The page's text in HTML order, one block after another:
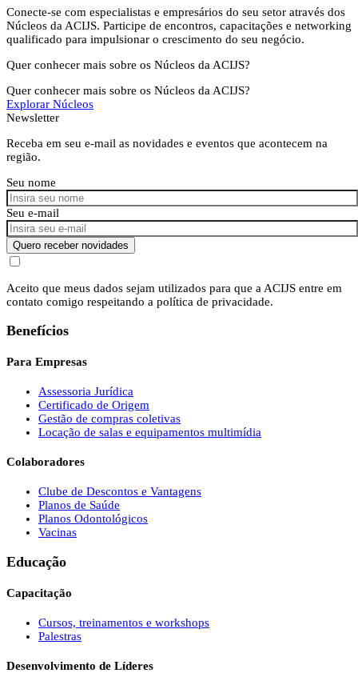
Conecte-se com especialistas e empresários do seu setor através dos
Núcleos da ACIJS. Participe de encontros, capacitações e networking
qualificado para impulsionar o crescimento do seu negócio.
Quer conhecer mais sobre os Núcleos da ACIJS?
Quer conhecer mais sobre os Núcleos da ACIJS?
Explorar Núcleos
Newsletter
Receba em seu e-mail as novidades e eventos que acontecem na
região.
Seu nome
Seu e-mail
Quero receber novidades
Aceito que meus dados sejam utilizados para que a ACIJS entre em
contato comigo respeitando a política de privacidade.
Benefícios
Para Empresas
Assessoria Jurídica
Certificado de Origem
Gestão de compras coletivas
Locação de salas e equipamentos multimídia
Colaboradores
Clube de Descontos e Vantagens
Planos de Saúde
Planos Odontológicos
Vacinas
Educação
Capacitação
Cursos, treinamentos e workshops
Palestras
Desenvolvimento de Líderes